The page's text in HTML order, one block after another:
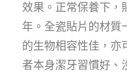
效果。正常保養下，
年。全瓷貼片的材質
的生物相容性佳，亦
者本身潔牙習慣好、